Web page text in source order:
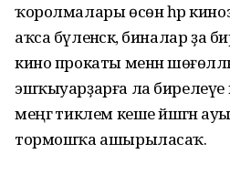
ҡоролмалары өсөн һәр
аҡса бүленәсәк, биналар ҙа
кино прокаты менән
эшҡыуарҙарға ла
меңгә тиклем кеше йәшәгән
тормошҡа ашырыласаҡ.